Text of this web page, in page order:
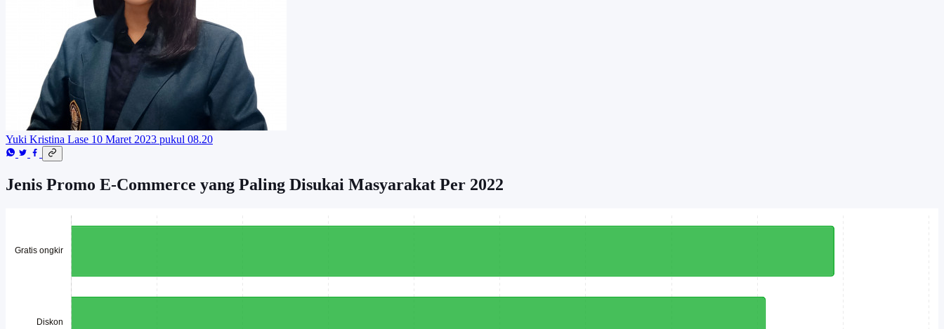
Yuki Kristina Lase 10 Maret 2023 pukul 08.20
Jenis Promo E-Commerce yang Paling Disukai Masyarakat Per 2022